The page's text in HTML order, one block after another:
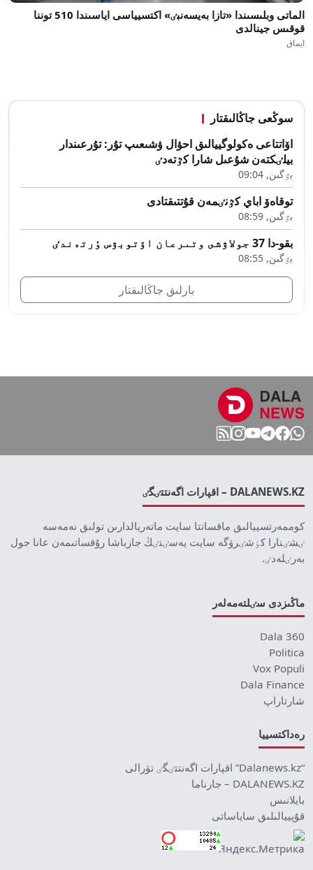
الماتى وبلىسىندا «تازا بەيسەنبٸ» اكتسيياسى اياسىندا 510 توننا
قوقىس جينالدى
ايماق
سوڭعى جاڭالىقتار
اۆاتتاعى ەكولوگييالىق احۋال ۋشىعىپ تۇر: تۇرعىندار
بيلٸكتەن شۇعىل شارا كٷتەدٸ
بٷگىن, 09:04
توقاەۆ اباي كٷنٸمەن قۇتتىقتادى
بٷگىن, 08:59
بقو-دا 37 جولاۋشى وتىرعان اۆتوبۋس ٶرتەندٸ
بٷگىن, 08:55
بارلىق جاڭالىقتار
DALANEWS.KZ – اقپارات اگەنتتٸگٸ
كوممەرتسييالىق ماقساتتا سايت ماتەريالدارىن تولىق نەمەسە
ٸشٸنارا كٶشٸرۋگە سايت يەسٸنٸڭ جازباشا رۇقساتىمەن عانا جول
بەرٸلەدٸ.
ماڭىزدى سٸلتەمەلەر
Dala 360
Politica
Vox Populi
Dala Finance
شارتاراپ
رەداكتسييا
“Dalanews.kz” اقپارات اگەنتتٸگٸ تۋرالى
DALANEWS.KZ – جارناما
بايلانىس
قۇپييالىلىق ساياساتى